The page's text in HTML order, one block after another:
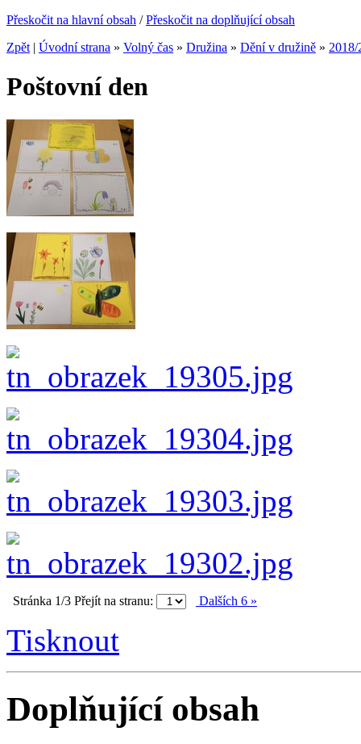
Přeskočit na hlavní obsah /Přeskočit na doplňující obsah
Zpět | Úvodní strana » Volný čas » Družina » Dění v družině »
Poštovní den
Stránka 1/3 Přejít na stranu: Dalších 6 »
Tisknout
Doplňující obsah